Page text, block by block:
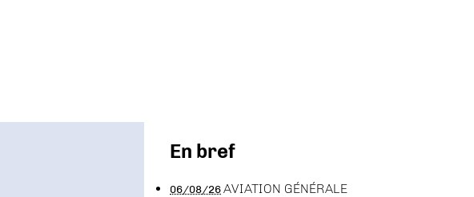
En bref
06/08/26AVIATION GÉNÉRALE